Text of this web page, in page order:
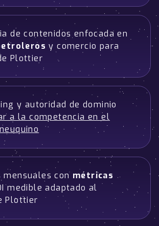
de contenidos enfocada en
y comercio para
Plottier
y autoridad de dominio
a la competencia en el
con métricas
medible adaptado al
Plottier